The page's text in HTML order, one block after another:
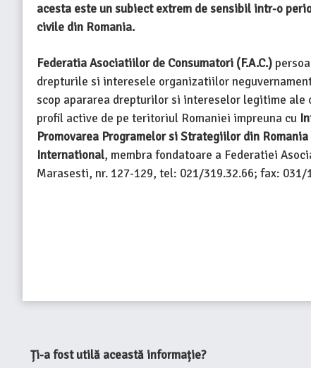
acesta este un subiect extrem de sensibil intr-o
civile din Romania.
Federatia Asociatiilor de Consumatori (F.A.C.)
drepturile si interesele organizatiilor
scop apararea drepturilor si intereselor legitime
profil active de pe teritoriul Romaniei impreuna cu
Promovarea Programelor si Strategiilor din Romania
International, membra fondatoare a Federatiei
Marasesti, nr. 127-129, tel: 021/319.32.66; fax: 031/
Ți-a fost utilă această informație?